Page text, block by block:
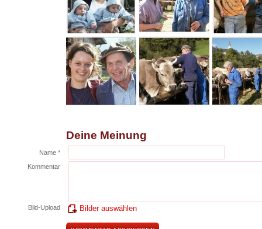
Deine Meinung
Name *
Kommentar
Bild-Upload Bilder auswählen